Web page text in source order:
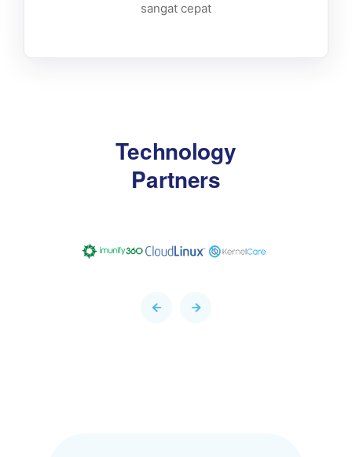
sangat cepat
Technology
Partners